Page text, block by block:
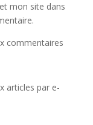
mon site dans
commentaires
articles par e-